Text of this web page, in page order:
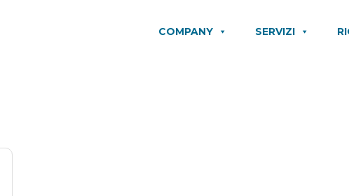
COMPANY SERVIZI